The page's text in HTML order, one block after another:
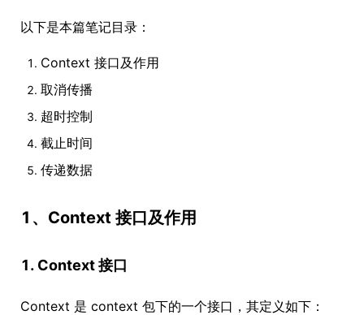
以下是本篇笔记目录：
Context 接口及作用
取消传播
超时控制
截止时间
传递数据
1、Context 接口及作用
1. Context 接口
Context 是 context 包下的一个接口，其定义如下：